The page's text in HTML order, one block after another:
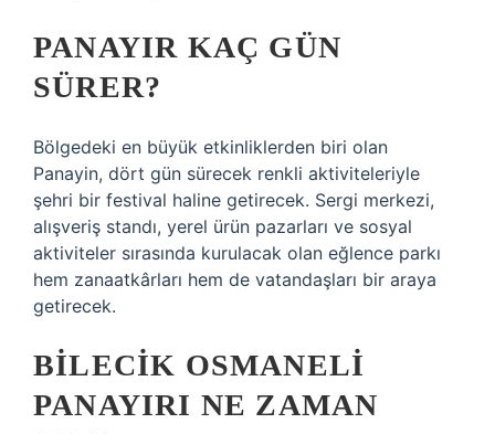
PANAYIR KAÇ GÜN
SÜRER?
Bölgedeki en büyük etkinliklerden biri olan
Panayin, dört gün sürecek renkli aktiviteleriyle
şehri bir festival haline getirecek. Sergi merkezi,
alışveriş standı, yerel ürün pazarları ve sosyal
aktiviteler sırasında kurulacak olan eğlence parkı
hem zanaatkârları hem de vatandaşları bir araya
getirecek.
BILECIK OSMANELI
PANAYIRI NE ZAMAN